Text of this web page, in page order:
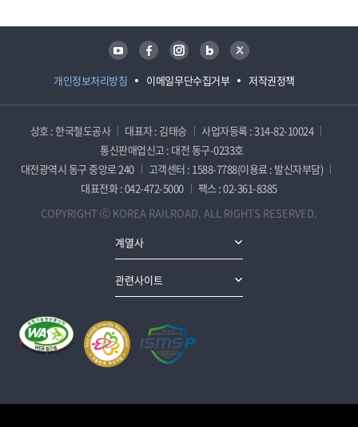
개인정보처리방침 이메일무단수집거부 저작권정책
유튜브 페이스북 인스타그램 블로그 트위터
상호 : 한국철도공사 대표자 : 김태승
사업자등록 : 314-82-10024
통신판매업신고 : 대전 동구-0233호
대전광역시 동구 중앙로 240
고객센터 : 1588-7788(이용료 : 발신자부담)
대표전화 : 042-472-5000
팩스 : 02-361-8385
COPYRIGHT ⓒ KOREA RAILROAD. ALL RIGHTS RESERVED.
계열사
관련사이트